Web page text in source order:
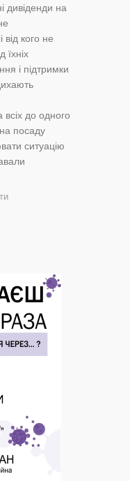
дивіденди на
від кого не
їхніх
і підтримки
всіх до одного
посаду
ситуацію